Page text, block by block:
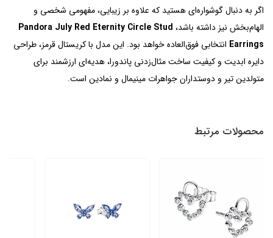
اگر به دنبال گوشواره‌ای هستید که علاوه بر زیبایی، مفهومی شخصی و
الهام‌بخش نیز داشته باشد، Pandora July Red Eternity Circle Stud
Earrings انتخابی فوق‌العاده خواهد بود. این مدل با کریستال قرمز، طراحی
دایره ابدیت و کیفیت ساخت مثال‌زدنی پاندورا، هدیه‌ای ارزشمند برای
متولدین تیر و دوستداران جواهرات مینیمال و نمادین است.
محصولات مرتبط